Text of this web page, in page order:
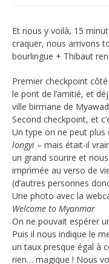
Et nous y voilà, 15
craquer, nous arrivons
bourlingue + Thibaut
Premier checkpoint
le pont de l’amitié, et
ville birmane de
Second checkpoint, et
Un type on ne peut
longyi – mais était-il
un grand sourire et
imprimée au verso de
(d’autres personnes
Une photo avec la
Welcome to Myanmar
On ne pouvait espérer
Puis il nous indique le
un taux presque égal à
rien… magique ! Nous